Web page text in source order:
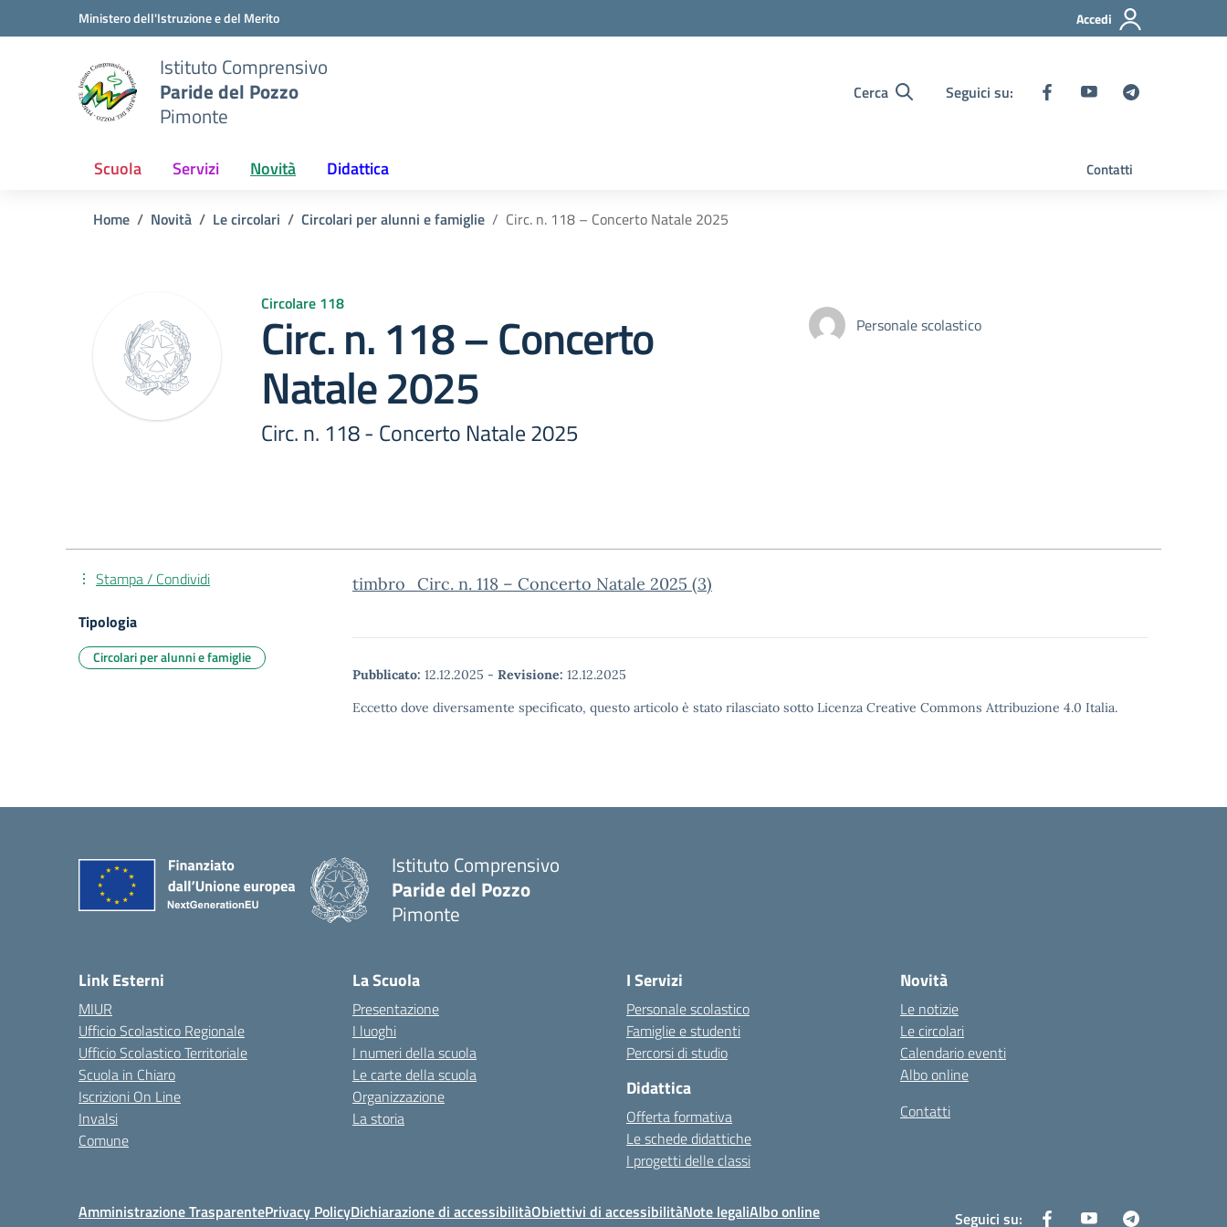
Vai ai contenuti
Vai al menu di navigazioneMinistero dell'Istruzione e del Merito Accedi
Istituto Comprensivo
Paride del Pozzo
Pimonte
Cerca Seguici su:
Scuola Servizi Novità Didattica Contatti
Home Novità Le circolari Circolari per alunni e famiglie Circ. n. 118 – Concerto Natale 2025
Circolare 118
Circ. n. 118 – Concerto
Natale 2025
Circ. n. 118 - Concerto Natale 2025
Personale scolastico
timbro_Circ. n. 118 – Concerto Natale 2025 (3)
Pubblicato: 12.12.2025 - Revisione: 12.12.2025
Eccetto dove diversamente specificato, questo articolo è stato rilasciato sotto Licenza Creative Commons Attribuzione 4.0 Italia.
Stampa / Condividi
Tipologia
Circolari per alunni e famiglie
Istituto Comprensivo
Paride del Pozzo
Pimonte
Link Esterni
MIUR
Ufficio Scolastico Regionale
Ufficio Scolastico Territoriale
Scuola in Chiaro
Iscrizioni On Line
Invalsi
Comune
La Scuola
Presentazione
I luoghi
I numeri della scuola
Le carte della scuola
Organizzazione
La storia
I Servizi
Personale scolastico
Famiglie e studenti
Percorsi di studio
Didattica
Offerta formativa
Le schede didattiche
I progetti delle classi
Novità
Le notizie
Le circolari
Calendario eventi
Albo online
Contatti
Amministrazione TrasparentePrivacy PolicyDichiarazione di accessibilitàObiettivi di accessibilitàNote legaliAlbo online Seguici su: